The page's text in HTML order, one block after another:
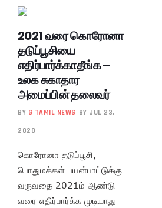
2021 வரை கொரோனா
தடுப்பூசியை
எதிர்பார்க்காதீங்க –
உலக சுகாதார
அமைப்பின் தலைவர்
BY G TAMIL NEWS BY JUL 23,
2020
கொரோனா தடுப்பூசி,
பொதுமக்கள் பயன்பாட்டுக்கு
வருவதை 2021ம் ஆண்டு
வரை எதிர்பார்க்க முடியாது